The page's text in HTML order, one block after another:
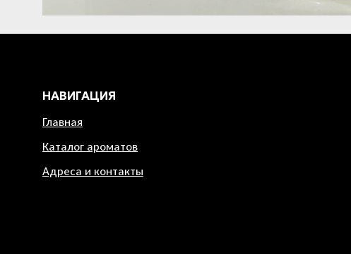
НАВИГАЦИЯ
Главная
Каталог ароматов
Адреса и контакты